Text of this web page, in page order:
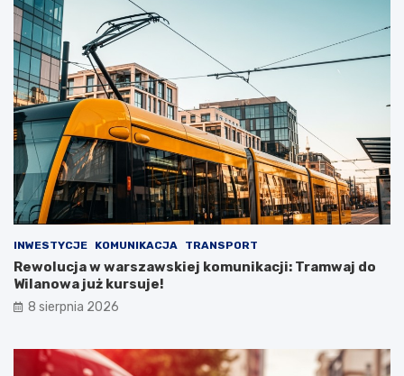
INWESTYCJE KOMUNIKACJA TRANSPORT
Rewolucja w warszawskiej komunikacji: Tramwaj do
Wilanowa już kursuje!
8 sierpnia 2026